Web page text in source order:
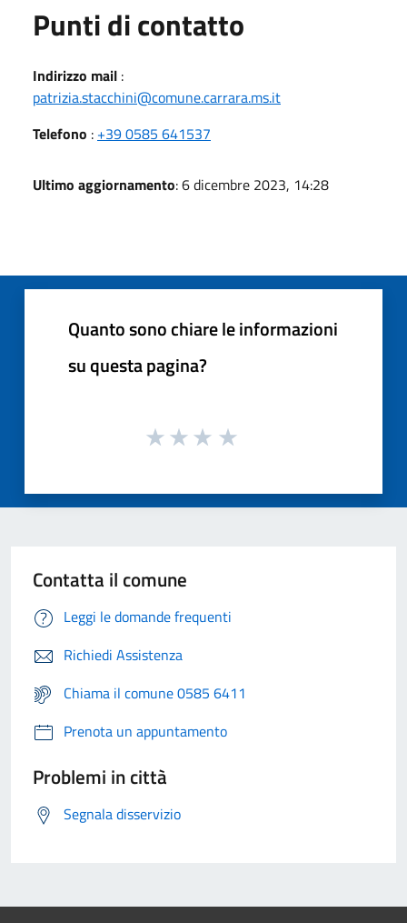
Punti di contatto
Indirizzo mail :
patrizia.stacchini@comune.carrara.ms.it
Telefono : +39 0585 641537
Ultimo aggiornamento: 6 dicembre 2023, 14:28
Quanto sono chiare le informazioni
su questa pagina?
Contatta il comune
Leggi le domande frequenti
Richiedi Assistenza
Chiama il comune 0585 6411
Prenota un appuntamento
Problemi in città
Segnala disservizio